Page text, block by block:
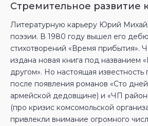
Стремительное развитие
Литературную карьеру Юрий
поэзии. В 1980 году вышел его
стихотворений «Время прибытия».
издана новая книга под названием
другом». Но настоящая
после появления романов «Сто
армейской дедовщине) и «ЧП
(про кризис комсомольской
привлекли внимание огромного